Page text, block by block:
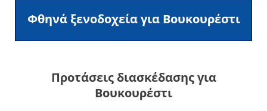
Φθηνά ξενοδοχεία για Βουκουρέστι
Προτάσεις διασκέδασης για
Βουκουρέστι